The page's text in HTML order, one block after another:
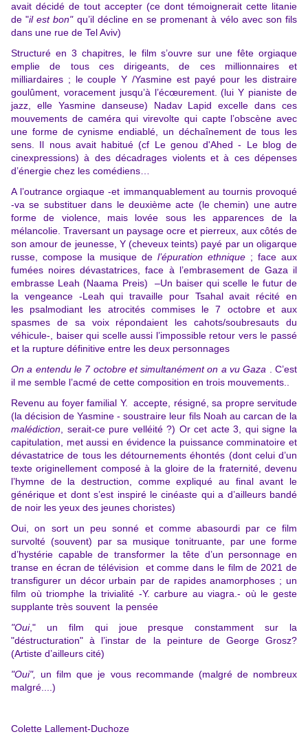
avait décidé de tout accepter (ce dont témoignerait cette litanie
de "il est bon"qu’il décline en se promenant à vélo avec son fils
dans une rue de Tel Aviv)
Structuré en 3 chapitres, le film s’ouvre sur une fête orgiaque
emplie de tous ces dirigeants, de ces millionnaires et
milliardaires ; le couple Y /Yasmine est payé pour les distraire
goulûment, voracement jusqu’à l’écœurement. (lui Y pianiste de
jazz, elle Yasmine danseuse) Nadav Lapid excelle dans ces
mouvements de caméra qui virevolte qui capte l’obscène avec
une forme de cynisme endiablé, un déchaînement de tous les
sens. Il nous avait habitué (cf Le genou d'Ahed - Le blog de
cinexpressions) à des décadrages violents et à ces dépenses
d’énergie chez les comédiens…
A l’outrance orgiaque -et immanquablement au tournis provoqué
-va se substituer dans le deuxième acte (le chemin) une autre
forme de violence, mais lovée sous les apparences de la
mélancolie. Traversant un paysage ocre et pierreux, aux côtés de
son amour de jeunesse, Y (cheveux teints) payé par un oligarque
russe, compose la musique de l’épuration ethnique ; face aux
fumées noires dévastatrices, face à l’embrasement de Gaza il
embrasse Leah (Naama Preis) –Un baiser qui scelle le futur de
la vengeance -Leah qui travaille pour Tsahal avait récité en
les psalmodiant les atrocités commises le 7 octobre et aux
spasmes de sa voix répondaient les cahots/soubresauts du
véhicule-, baiser qui scelle aussi l’impossible retour vers le passé
et la rupture définitive entre les deux personnages
On a entendu le 7 octobre et simultanément on a vu Gaza
. C’est
il me semble l’acmé de cette composition en trois mouvements..
Revenu au foyer familial Y. accepte, résigné, sa propre servitude
(la décision de Yasmine - soustraire leur fils Noah au carcan de la
malédiction , serait-ce pure velléité ?) Or cet acte 3, qui signe la
capitulation, met aussi en évidence la puissance comminatoire et
dévastatrice de tous les détournements éhontés (dont celui d’un
texte originellement composé à la gloire de la fraternité, devenu
l’hymne de la destruction, comme expliqué au final avant le
générique et dont s’est inspiré le cinéaste qui a d’ailleurs bandé
de noir les yeux des jeunes choristes)
Oui, on sort un peu sonné et comme abasourdi par ce film
survolté (souvent) par sa musique tonitruante, par une forme
d’hystérie capable de transformer la tête d’un personnage en
transe en écran de télévision et comme dans le film de 2021 de
transfigurer un décor urbain par de rapides anamorphoses ; un
film où triomphe la trivialité -Y. carbure au viagra.- où le geste
supplante très souvent la pensée
"Oui," un film qui joue presque constamment sur la
"déstructuration" à l’instar de la peinture de George Grosz?
(Artiste d’ailleurs cité)
"Oui",
un film que je vous recommande (malgré de nombreux
malgré....)
Colette Lallement-Duchoze